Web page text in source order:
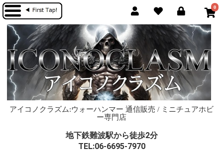
0
アイコノクラズム:ウォーハンマー 通信販売 / ミニチュアホビ
ー専門店
地下鉄難波駅から徒歩2分
TEL:06-6695-7970